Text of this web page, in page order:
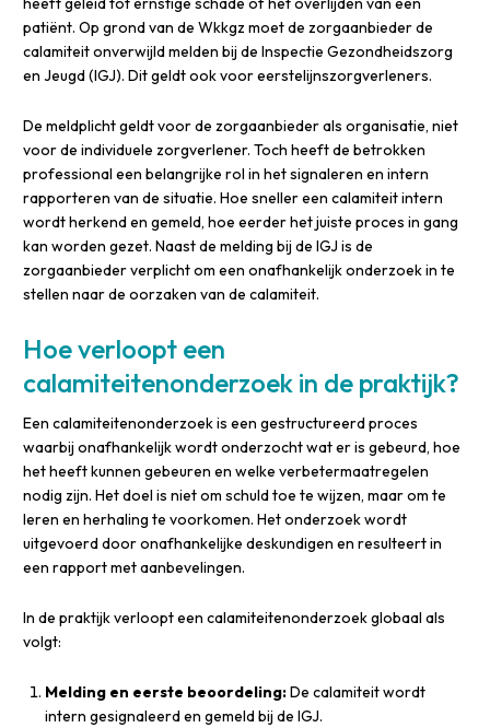
patiënt. Op grond van de Wkkgz moet de zorgaanbieder de
calamiteit onverwijld melden bij de Inspectie Gezondheidszorg
en Jeugd (IGJ). Dit geldt ook voor eerstelijnszorgverleners.
De meldplicht geldt voor de zorgaanbieder als organisatie, niet
voor de individuele zorgverlener. Toch heeft de betrokken
professional een belangrijke rol in het signaleren en intern
rapporteren van de situatie. Hoe sneller een calamiteit intern
wordt herkend en gemeld, hoe eerder het juiste proces in gang
kan worden gezet. Naast de melding bij de IGJ is de
zorgaanbieder verplicht om een onafhankelijk onderzoek in te
stellen naar de oorzaken van de calamiteit.
Hoe verloopt een
calamiteitenonderzoek in de praktijk?
Een calamiteitenonderzoek is een gestructureerd proces
waarbij onafhankelijk wordt onderzocht wat er is gebeurd, hoe
het heeft kunnen gebeuren en welke verbetermaatregelen
nodig zijn. Het doel is niet om schuld toe te wijzen, maar om te
leren en herhaling te voorkomen. Het onderzoek wordt
uitgevoerd door onafhankelijke deskundigen en resulteert in
een rapport met aanbevelingen.
In de praktijk verloopt een calamiteitenonderzoek globaal als
volgt:
Melding en eerste beoordeling:De calamiteit wordt
intern gesignaleerd en gemeld bij de IGJ.